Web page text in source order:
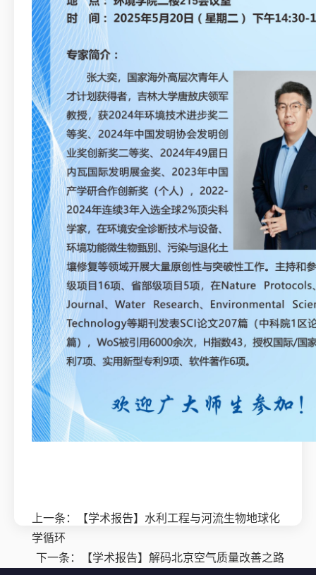
上一条：
【学术报告】水利工程与河流生物地球化
学循环
下一条：
【学术报告】解码北京空气质量改善之路